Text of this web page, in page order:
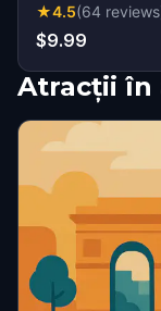
★4.5(64 reviews
$9.99
Atracții în